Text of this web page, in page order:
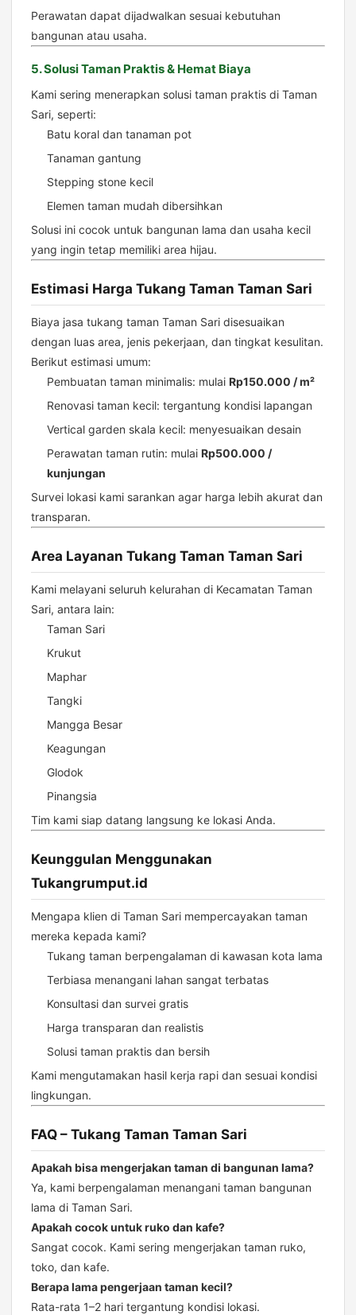
Perawatan dapat dijadwalkan sesuai kebutuhan
bangunan atau usaha.
5. Solusi Taman Praktis & Hemat Biaya
Kami sering menerapkan solusi taman praktis di Taman
Sari, seperti:
Batu koral dan tanaman pot
Tanaman gantung
Stepping stone kecil
Elemen taman mudah dibersihkan
Solusi ini cocok untuk bangunan lama dan usaha kecil
yang ingin tetap memiliki area hijau.
Estimasi Harga Tukang Taman Taman Sari
Biaya jasa tukang taman Taman Sari disesuaikan
dengan luas area, jenis pekerjaan, dan tingkat kesulitan.
Berikut estimasi umum:
Pembuatan taman minimalis: mulai Rp150.000 / m²
Renovasi taman kecil: tergantung kondisi lapangan
Vertical garden skala kecil: menyesuaikan desain
Perawatan taman rutin: mulai Rp500.000 /
kunjungan
Survei lokasi kami sarankan agar harga lebih akurat dan
transparan.
Area Layanan Tukang Taman Taman Sari
Kami melayani seluruh kelurahan di Kecamatan Taman
Sari, antara lain:
Taman Sari
Krukut
Maphar
Tangki
Mangga Besar
Keagungan
Glodok
Pinangsia
Tim kami siap datang langsung ke lokasi Anda.
Keunggulan Menggunakan
Tukangrumput.id
Mengapa klien di Taman Sari mempercayakan taman
mereka kepada kami?
Tukang taman berpengalaman di kawasan kota lama
Terbiasa menangani lahan sangat terbatas
Konsultasi dan survei gratis
Harga transparan dan realistis
Solusi taman praktis dan bersih
Kami mengutamakan hasil kerja rapi dan sesuai kondisi
lingkungan.
FAQ – Tukang Taman Taman Sari
Apakah bisa mengerjakan taman di bangunan lama?
Ya, kami berpengalaman menangani taman bangunan
lama di Taman Sari.
Apakah cocok untuk ruko dan kafe?
Sangat cocok. Kami sering mengerjakan taman ruko,
toko, dan kafe.
Berapa lama pengerjaan taman kecil?
Rata-rata 1–2 hari tergantung kondisi lokasi.